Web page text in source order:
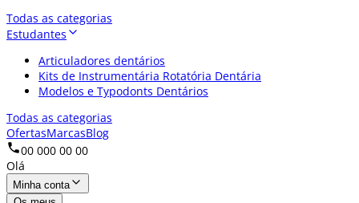
Todas as categorias
Estudantes
Articuladores dentários
Kits de Instrumentária Rotatória Dentária
Modelos e Typodonts Dentários
Todas as categorias
OfertasMarcasBlog
00 000 00 00
Olá
Minha conta